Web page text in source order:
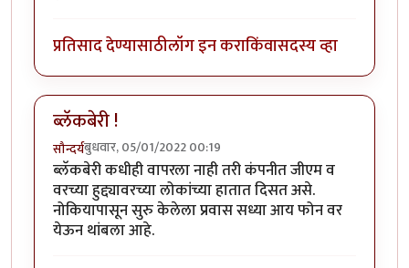
प्रतिसाद देण्यासाठीलॉग इन कराकिंवासदस्य व्हा
ब्लॅकबेरी !
सौन्दर्यबुधवार, 05/01/2022 00:19
ब्लॅकबेरी कधीही वापरला नाही तरी कंपनीत जीएम व
वरच्या हुद्द्यावरच्या लोकांच्या हातात दिसत असे.
नोकियापासून सुरु केलेला प्रवास सध्या आय फोन वर
येऊन थांबला आहे.